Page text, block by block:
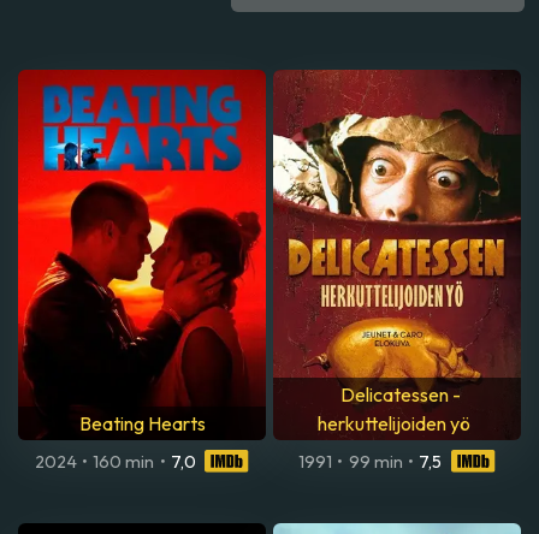
Beating Hearts
2024 • 160 min • 7,0
Delicatessen -
herkuttelijoiden yö
1991 • 99 min • 7,5